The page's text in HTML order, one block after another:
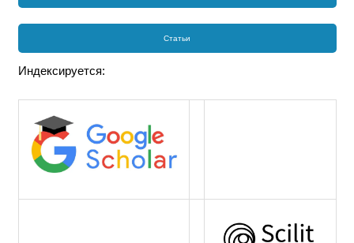
Статьи
Индексируется: